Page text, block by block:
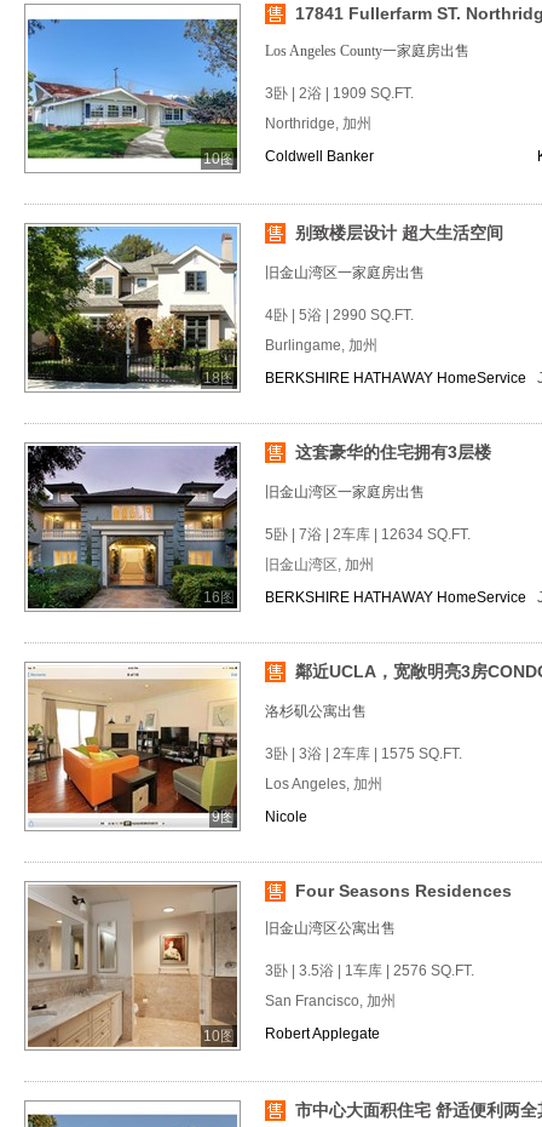
10图
17841 Fullerfarm ST.
Los Angeles County一家庭房出售
3卧 | 2浴 | 1909 SQ.FT.
Northridge, 加州
Coldwell Banker
18图
别致楼层设计 超大生活空间
旧金山湾区一家庭房出售
4卧 | 5浴 | 2990 SQ.FT.
Burlingame, 加州
BERKSHIRE HATHAWAY HomeService
16图
这套豪华的住宅拥有3层楼
旧金山湾区一家庭房出售
5卧 | 7浴 | 2车库 | 12634 SQ.FT.
旧金山湾区, 加州
BERKSHIRE HATHAWAY HomeService
9图
鄰近UCLA，宽敞明亮3房
洛杉矶公寓出售
3卧 | 3浴 | 2车库 | 1575 SQ.FT.
Los Angeles, 加州
Nicole
10图
Four Seasons Residences
旧金山湾区公寓出售
3卧 | 3.5浴 | 1车库 | 2576 SQ.FT.
San Francisco, 加州
Robert Applegate
市中心大面积住宅 舒适便利两全